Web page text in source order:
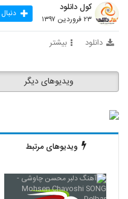
کول دانلود
۲۳ فروردین ۱۳۹۷
دانلود بیشتر
ویدیوهای دیگر
ویدیوهای مرتبط